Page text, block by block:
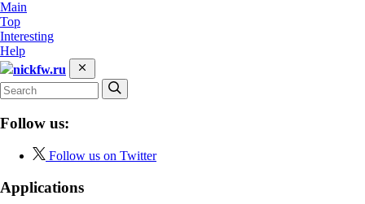
Main
Top
Interesting
Help
nickfw.ru
Follow us:
Follow us on Twitter
Applications